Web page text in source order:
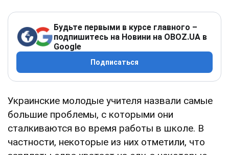
Будьте первыми в курсе главного –
подпишитесь на Новини на OBOZ.UA в
Google
Подписаться
Украинские молодые учителя назвали самые
большие проблемы, с которыми они
сталкиваются во время работы в школе. В
частности, некоторые из них отметили, что